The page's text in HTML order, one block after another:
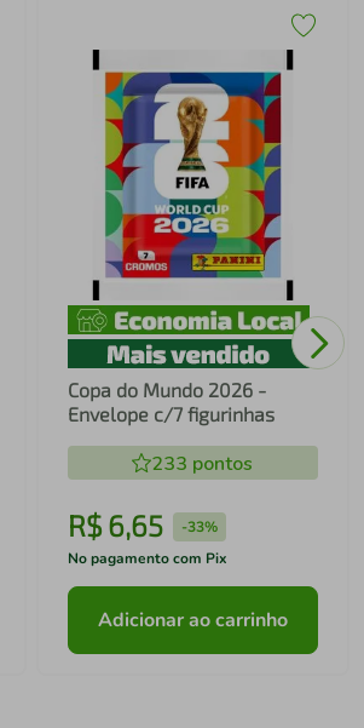
Copa do Mundo 2026 -
Envelope c/7 figurinhas
233 pontos
R$ 6,65 -33%
No pagamento com Pix
Adicionar ao carrinho